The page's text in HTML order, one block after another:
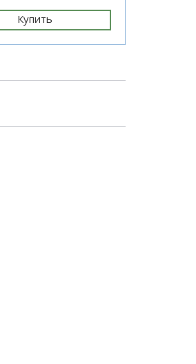
Купить